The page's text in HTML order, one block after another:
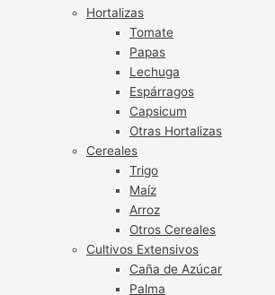
Hortalizas
Tomate
Papas
Lechuga
Espárragos
Capsicum
Otras Hortalizas
Cereales
Trigo
Maíz
Arroz
Otros Cereales
Cultivos Extensivos
Caña de Azúcar
Palma